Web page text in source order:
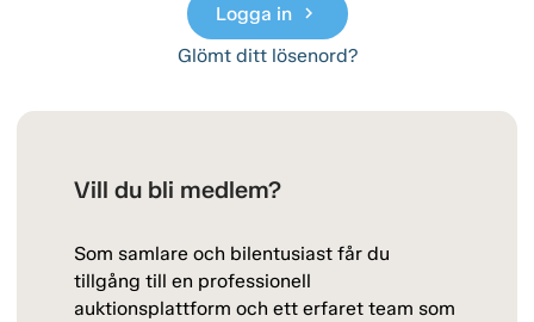
Logga in chevron_right
Glömt ditt lösenord?
Vill du bli medlem?
Som samlare och bilentusiast får du
tillgång till en professionell
auktionsplattform och ett erfaret team som